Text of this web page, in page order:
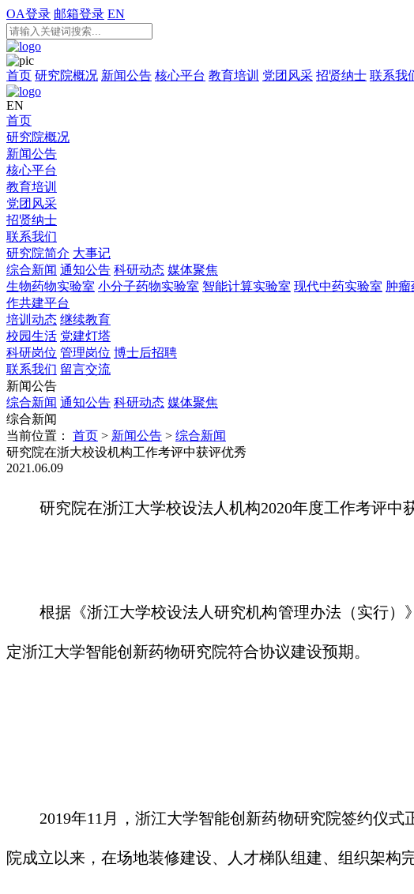
OA登录 邮箱登录 EN
首页 研究院概况 新闻公告 核心平台 教育培训 党团风采 招贤纳士 联系我
EN
首页
研究院概况
新闻公告
核心平台
教育培训
党团风采
招贤纳士
联系我们
研究院简介 大事记
综合新闻 通知公告 科研动态 媒体聚焦
生物药物实验室 小分子药物实验室 智能计算实验室 现代中药实验室 肿瘤
作共建平台
培训动态 继续教育
校园生活 党建灯塔
科研岗位 管理岗位 博士后招聘
联系我们 留言交流
新闻公告
综合新闻 通知公告 科研动态 媒体聚焦
综合新闻
当前位置：
首页 > 新闻公告 > 综合新闻
​研究院在浙大校设机构工作考评中获评优秀
2021.06.09
研究院在浙江大学校设法人机构2020年度工作考评中
根据《浙江大学校设法人研究机构管理办法（实行
定浙江大学智能创新药物研究院符合协议建设预期。
2019年11月，浙江大学智能创新药物研究院签约仪
院成立以来，在场地装修建设、人才梯队组建、组织架构